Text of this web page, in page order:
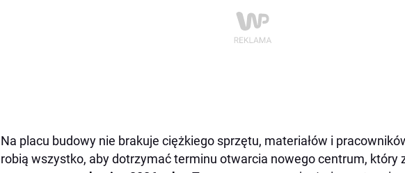
Na placu budowy nie brakuje ciężkiego sprzętu, materiałów i
robią wszystko, aby dotrzymać terminu otwarcia nowego centrum, który